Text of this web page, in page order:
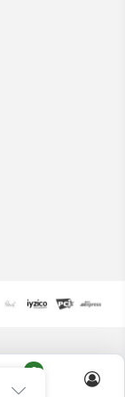
0
DUMANLI TARIM